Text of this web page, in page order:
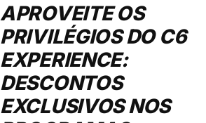
APROVEITE OS
PRIVILÉGIOS DO C6
EXPERIENCE:
DESCONTOS
EXCLUSIVOS NOS